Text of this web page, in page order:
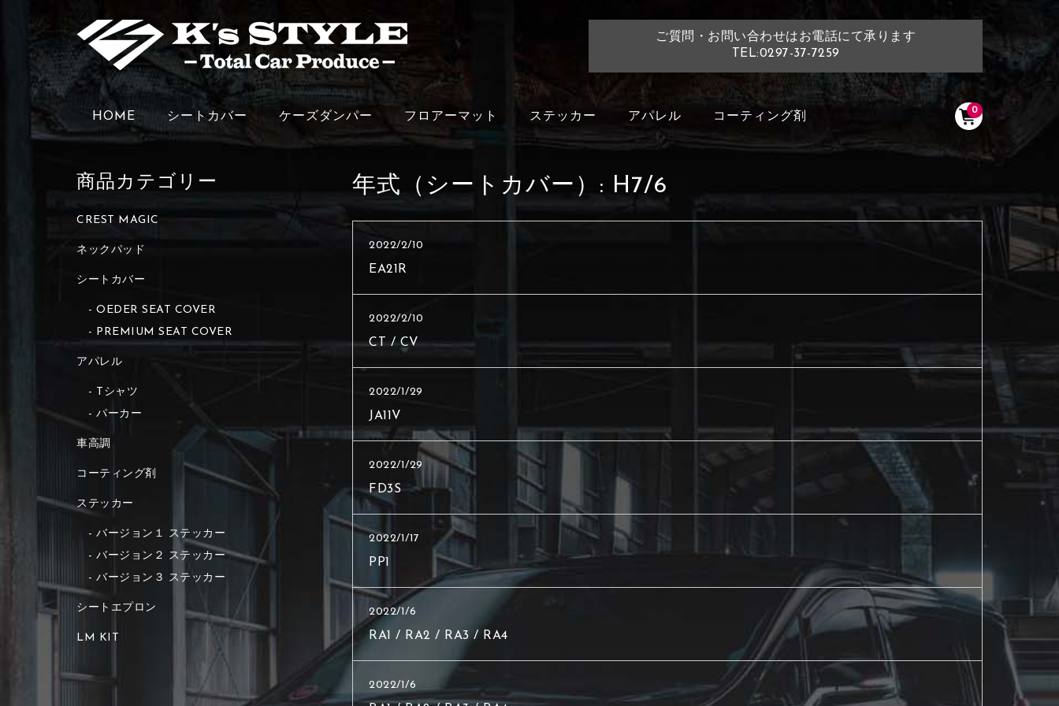
ご質問・お問い合わせはお電話にて承ります
TEL:0297-37-7259
0
HOME シートカバー ケーズダンパー フロアーマット ステッカー アパレル コーティング剤
年式（シートカバー）: H7/6
2022/2/10
EA21R
2022/2/10
CT / CV
2022/1/29
JA11V
2022/1/29
FD3S
2022/1/17
PP1
2022/1/6
RA1 / RA2 / RA3 / RA4
2022/1/6
商品カテゴリー
CREST MAGIC
ネックパッド
シートカバー
OEDER SEAT COVER
PREMIUM SEAT COVER
アパレル
Tシャツ
パーカー
車高調
コーティング剤
ステッカー
バージョン１ ステッカー
バージョン２ ステッカー
バージョン３ ステッカー
シートエプロン
LM KIT